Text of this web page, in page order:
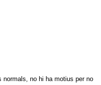
normals, no hi ha motius per no